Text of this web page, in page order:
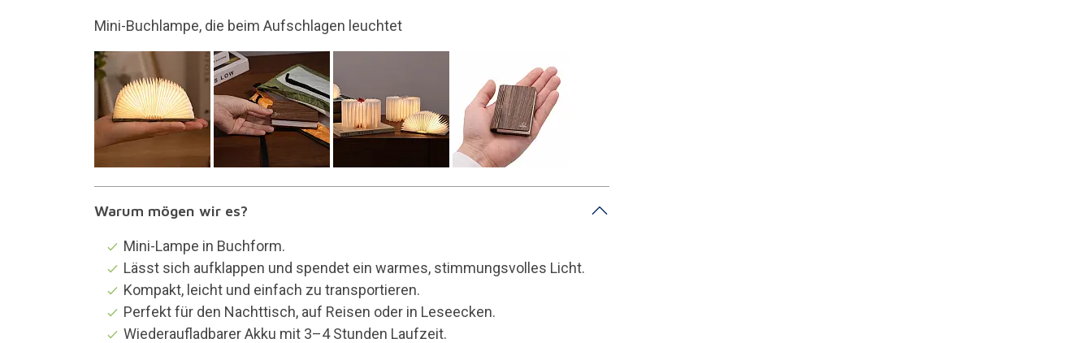
Es wird mit einem wiederaufladbaren Akku betrieben und über USB aufgeladen
Warum mögen wir es?
Mini-Lampe in Buchform.
Lässt sich aufklappen und spendet ein warmes, stimmungsvolles Licht.
Kompakt, leicht und einfach zu transportieren.
Perfekt für den Nachttisch, auf Reisen oder in Leseecken.
Wiederaufladbarer Akku mit 3–4 Stunden Laufzeit.